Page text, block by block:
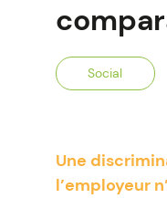
Social
Une
l’employeur